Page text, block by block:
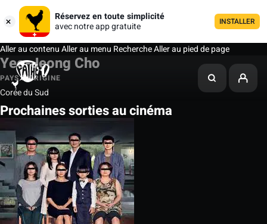
Réservez en toute simplicité
avec notre app gratuite
INSTALLER
Aller au contenuAller au menu RechercheAller au pied de page
Yeo-Jeong Cho
PAYS D'ORIGINE
Corée du Sud
Prochaines sorties au cinéma